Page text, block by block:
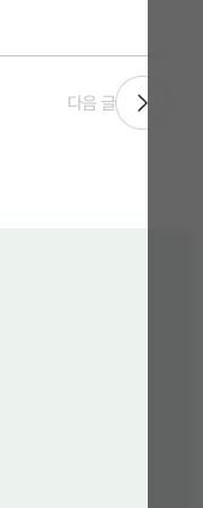
다음 글